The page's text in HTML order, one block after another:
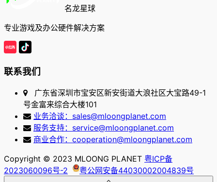
名龙星球
专业游戏及办公硬件解决方案
联系我们
广东省深圳市宝安区新安街道大浪社区大宝路49-1
号金富来综合大楼101
业务洽谈：sales@mloongplanet.com
服务支持：service@mloongplanet.com
商业合作：cooperation@mloongplanet.com
Copyright © 2023 MLOONG PLANET 粤ICP备
2023060096号-2
粤公网安备44030002004839号